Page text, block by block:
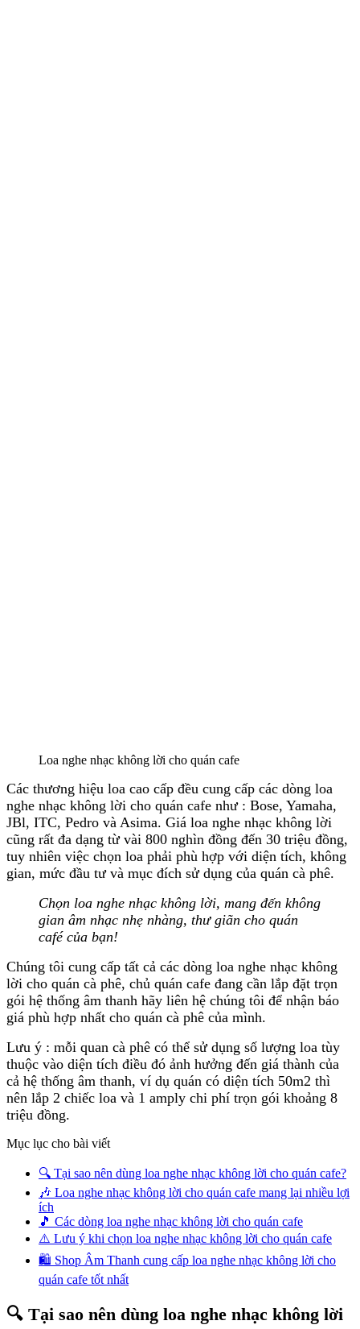
Loa nghe nhạc không lời cho quán cafe
Các thương hiệu loa cao cấp đều cung cấp các dòng loa
nghe nhạc không lời cho quán cafe như : Bose, Yamaha,
JBl, ITC, Pedro và Asima. Giá loa nghe nhạc không lời
cũng rất đa dạng từ vài 800 nghìn đồng đến 30 triệu đồng,
tuy nhiên việc chọn loa phải phù hợp với diện tích, không
gian, mức đầu tư và mục đích sử dụng của quán cà phê.
Chọn loa nghe nhạc không lời, mang đến không
gian âm nhạc nhẹ nhàng, thư giãn cho quán
café của bạn!
Chúng tôi cung cấp tất cả các dòng loa nghe nhạc không
lời cho quán cà phê, chủ quán cafe đang cần lắp đặt trọn
gói hệ thống âm thanh hãy liên hệ chúng tôi để nhận báo
giá phù hợp nhất cho quán cà phê của mình.
Lưu ý : mỗi quan cà phê có thể sử dụng số lượng loa tùy
thuộc vào diện tích điều đó ảnh hưởng đến giá thành của
cả hệ thống âm thanh, ví dụ quán có diện tích 50m2 thì
nên lắp 2 chiếc loa và 1 amply chi phí trọn gói khoảng 8
triệu đồng.
Mục lục cho bài viết
🔍 Tại sao nên dùng loa nghe nhạc không lời cho quán cafe?
🎶 Loa nghe nhạc không lời cho quán cafe mang lại nhiều lợi
ích
🎵 Các dòng loa nghe nhạc không lời cho quán cafe
⚠️ Lưu ý khi chọn loa nghe nhạc không lời cho quán cafe
🛍️ Shop Âm Thanh cung cấp loa nghe nhạc không lời cho
quán cafe tốt nhất
🔍 Tại sao nên dùng loa nghe nhạc không lời